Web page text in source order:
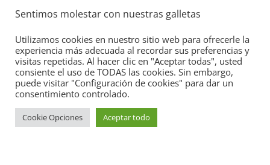
Seguridad
Mercedes-Benz ESF 05: 50 años de
seguridad
21 de octubre de 2021 mospotter84 0
Sentimos molestar con nuestras galletas
Utilizamos cookies en nuestro sitio web para ofrecerle la
experiencia más adecuada al recordar sus preferencias y
visitas repetidas. Al hacer clic en "Aceptar todas", usted
consiente el uso de TODAS las cookies. Sin embargo,
puede visitar "Configuración de cookies" para dar un
consentimiento controlado.
Cookie Opciones Aceptar todo